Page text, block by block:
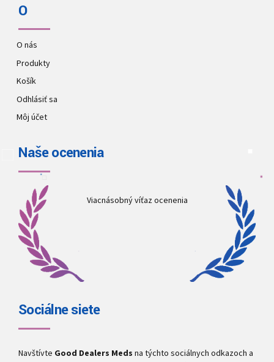
O
O nás
Produkty
Košík
Odhlásiť sa
Môj účet
Naše ocenenia
Viacnásobný víťaz ocenenia
Sociálne siete
Navštívte Good Dealers Meds na týchto sociálnych odkazoch a